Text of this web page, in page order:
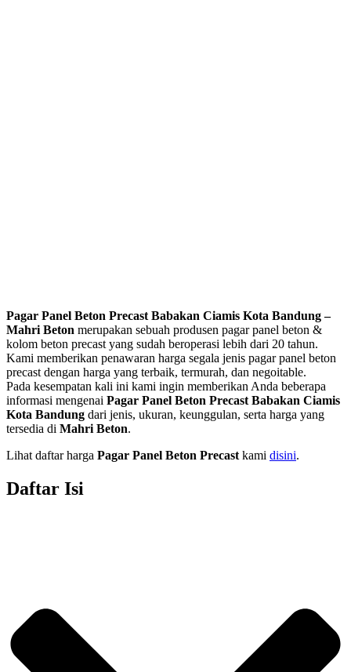
Pagar Panel Beton Precast Babakan Ciamis Kota Bandung –
Mahri Beton merupakan sebuah produsen pagar panel beton &
kolom beton precast yang sudah beroperasi lebih dari 20 tahun.
Kami memberikan penawaran harga segala jenis pagar panel beton
precast dengan harga yang terbaik, termurah, dan negoitable.
Pada kesempatan kali ini kami ingin memberikan Anda beberapa
informasi mengenai Pagar Panel Beton Precast Babakan Ciamis
Kota Bandung dari jenis, ukuran, keunggulan, serta harga yang
tersedia di Mahri Beton.
Lihat daftar harga Pagar Panel Beton Precast kami disini.
Daftar Isi